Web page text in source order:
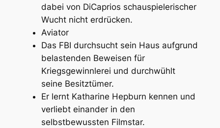
dabei von DiCaprios schauspielerischer
Wucht nicht erdrücken.
Aviator
Das FBI durchsucht sein Haus aufgrund
belastenden Beweisen für
Kriegsgewinnlerei und durchwühlt
seine Besitztümer.
Er lernt Katharine Hepburn kennen und
verliebt einander in den
selbstbewussten Filmstar.